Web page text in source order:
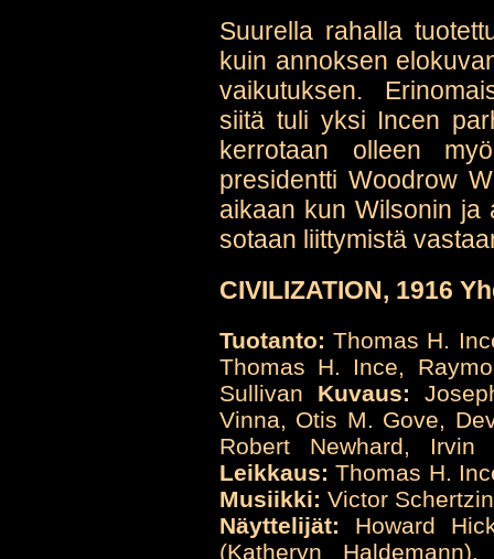
Suurella rahalla
kuin annoksen
vaikutuksen.
siitä tuli yksi Incen
kerrotaan olleen
presidentti Woodrow
aikaan kun Wilsonin ja
sotaan liittymistä
CIVILIZATION, 1916
Tuotanto: Thomas H.
Thomas H. Ince,
Sullivan Kuvaus:
Vinna, Otis M. Gove,
Robert Newhard,
Leikkaus: Thomas H.
Musiikki: Victor
Näyttelijät: Howard
(Katheryn